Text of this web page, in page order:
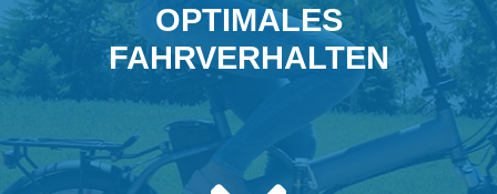
OPTIMALES
FAHRVERHALTEN